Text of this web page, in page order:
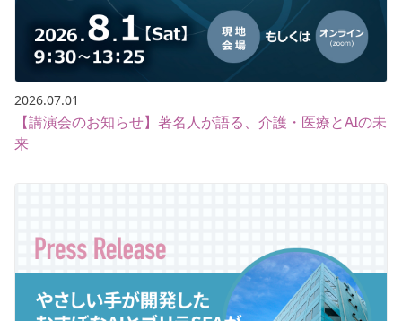
2026.07.01
【講演会のお知らせ】著名人が語る、介護・医療とAIの未
来